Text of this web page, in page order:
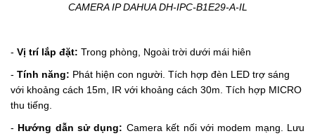
CAMERA IP DAHUA DH-IPC-B1E29-A-IL
- Vị trí lắp đặt: Trong phòng, Ngoài trời dưới mái hiên
- Tính năng: Phát hiện con người. Tích hợp đèn LED trợ sáng
với khoảng cách 15m, IR với khoảng cách 30m. Tích hợp MICRO
thu tiếng.
- Hướng dẫn sử dụng: Camera kết nối với modem mạng. Lưu